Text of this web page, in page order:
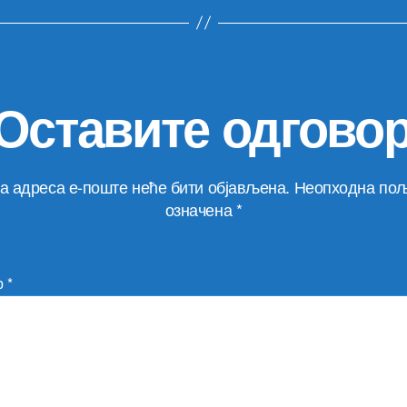
адреса е-поште неће бити објављена. Неопходна
означена *
*